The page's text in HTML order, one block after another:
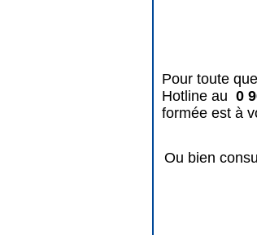
Pour toute
Hotline au 0
formée est à
Ou bien